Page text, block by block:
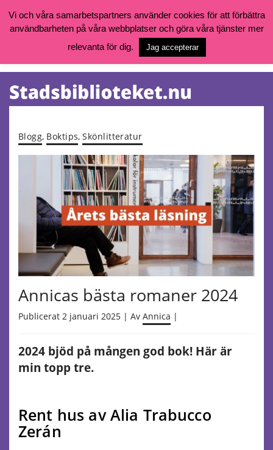
Vill du söka böcker, logga in på ditt bibliotekskonto eller nå övriga
goteborg.se/bibliotek
Öppettider, katalog och kontakt
Tjänster
Blogg, Boktips,Skönlitteratur
Annicas bästa romaner 2024
Publicerat 2 januari 2025 | Av Annica |
2024 bjöd på mången god bok! Här är
min topp tre.
Rent hus av Alia Trabucco
Zerán
Vi och våra samarbetspartners använder cookies för att förbättra
användbarheten på våra webbplatser och göra våra tjänster mer
relevanta för dig.
Jag accepterar